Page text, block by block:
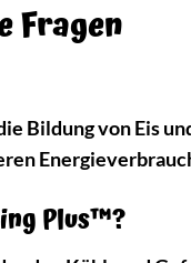
Fragen
Bildung von Eis
Plus™?